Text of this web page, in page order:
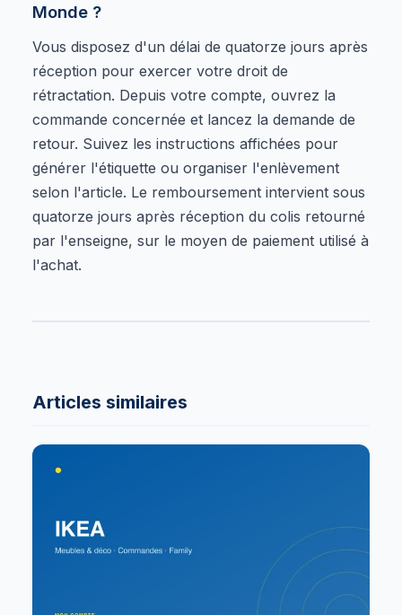
Monde ?
Vous disposez d'un délai de quatorze jours après
réception pour exercer votre droit de
rétractation. Depuis votre compte, ouvrez la
commande concernée et lancez la demande de
retour. Suivez les instructions affichées pour
générer l'étiquette ou organiser l'enlèvement
selon l'article. Le remboursement intervient sous
quatorze jours après réception du colis retourné
par l'enseigne, sur le moyen de paiement utilisé à
l'achat.
Articles similaires